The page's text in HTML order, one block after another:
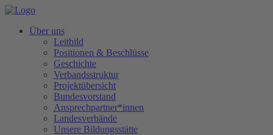
Über uns
Leitbild
Positionen & Beschlüsse
Geschichte
Verbandsstruktur
Projektübersicht
Bundesvorstand
Ansprechpartner*innen
Landesverbände
Unsere Bildungsstätte